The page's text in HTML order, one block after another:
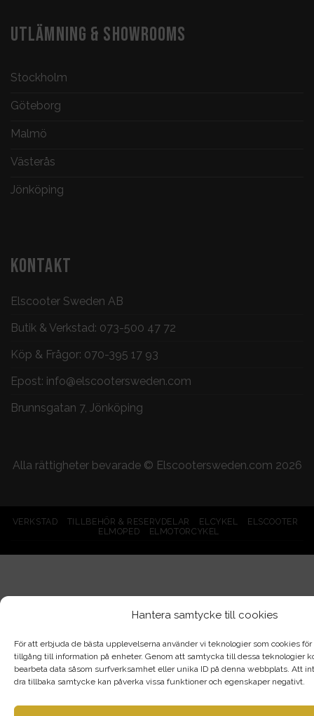
Hantera samtycke till cookies
För att erbjuda de bästa upplevelserna använder vi teknologier som cookies
tillgång till information på enheter. Genom att samtycka till dessa teknologier
bearbeta data såsom surfverksamhet eller unika ID på denna webbplats. Att
dra tillbaka samtycke kan påverka vissa funktioner och egenskaper negativt.
UTLÄMNING & SHOWROOMS
Stockholm
Göteborg
Malmö
Västerås
Jönköping
KONTAKT
Elscooter Sweden AB
Butik & Verkstad: 073-500 47 72
Köp & Frågor: 070-395 17 93
Epost: info@elscootersweden.com
Brunnsgatan 7, Jönköping
Alla rättigheter bevarade © Elscootersweden.com 2026
VERKSTAD TILLBEHÖR & RESERVDELAR ELCYKEL
ELSCOOTER
ELMOPED
ELMOTORCYKEL